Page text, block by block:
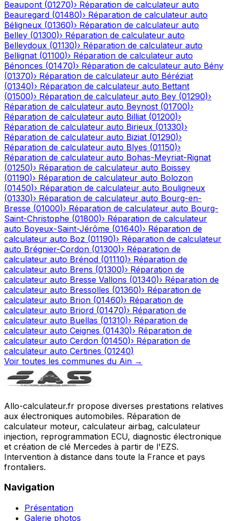
Beaupont (01270)› Réparation de calculateur auto
Beauregard (01480)› Réparation de calculateur auto
Béligneux (01360)› Réparation de calculateur auto
Belley (01300)› Réparation de calculateur auto
Belleydoux (01130)› Réparation de calculateur auto
Bellignat (01100)› Réparation de calculateur auto
Bénonces (01470)› Réparation de calculateur auto Bény
(01370)› Réparation de calculateur auto Béréziat
(01340)› Réparation de calculateur auto Bettant
(01500)› Réparation de calculateur auto Bey (01290)›
Réparation de calculateur auto Beynost (01700)›
Réparation de calculateur auto Billiat (01200)›
Réparation de calculateur auto Birieux (01330)›
Réparation de calculateur auto Biziat (01290)›
Réparation de calculateur auto Blyes (01150)›
Réparation de calculateur auto Bohas-Meyriat-Rignat
(01250)› Réparation de calculateur auto Boissey
(01190)› Réparation de calculateur auto Bolozon
(01450)› Réparation de calculateur auto Bouligneux
(01330)› Réparation de calculateur auto Bourg-en-
Bresse (01000)› Réparation de calculateur auto Bourg-
Saint-Christophe (01800)› Réparation de calculateur
auto Boyeux-Saint-Jérôme (01640)› Réparation de
calculateur auto Boz (01190)› Réparation de calculateur
auto Brégnier-Cordon (01300)› Réparation de
calculateur auto Brénod (01110)› Réparation de
calculateur auto Brens (01300)› Réparation de
calculateur auto Bresse Vallons (01340)› Réparation de
calculateur auto Bressolles (01360)› Réparation de
calculateur auto Brion (01460)› Réparation de
calculateur auto Briord (01470)› Réparation de
calculateur auto Buellas (01310)› Réparation de
calculateur auto Ceignes (01430)› Réparation de
calculateur auto Cerdon (01450)› Réparation de
calculateur auto Certines (01240)
Voir toutes les communes du Ain →
Allo-calculateur.fr propose diverses prestations relatives
aux électroniques automobiles. Réparation de
calculateur moteur, calculateur airbag, calculateur
injection, reprogrammation ECU, diagnostic électronique
et création de clé Mercedes à partir de l'EZS.
Intervention à distance dans toute la France et pays
frontaliers.
Navigation
Présentation
Galerie photos